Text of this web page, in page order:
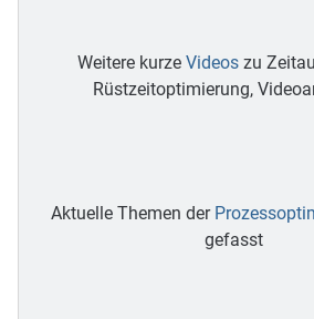
Weitere kurze Videos zu
Rüstzeitoptimierung,
Aktuelle Themen der
gefasst